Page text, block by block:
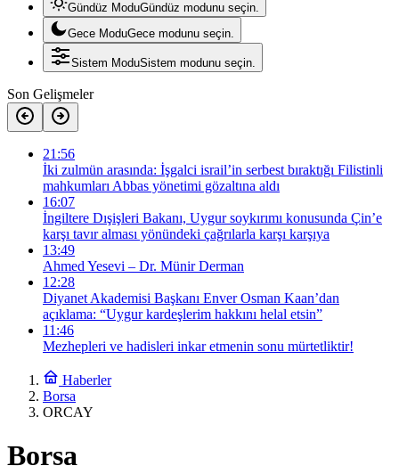
Gündüz ModuGündüz modunu seçin.
Gece ModuGece modunu seçin.
Sistem ModuSistem modunu seçin.
Son Gelişmeler
21:56
İki zulmün arasında: İşgalci israil’in serbest bıraktığı Filistinli
mahkumları Abbas yönetimi gözaltına aldı
16:07
İngiltere Dışişleri Bakanı, Uygur soykırımı konusunda Çin’e
karşı tavır alması yönündeki çağrılarla karşı karşıya
13:49
Ahmed Yesevi – Dr. Münir Derman
12:28
Diyanet Akademisi Başkanı Enver Osman Kaan’dan
açıklama: “Uygur kardeşlerim hakkını helal etsin”
11:46
Mezhepleri ve hadisleri inkar etmenin sonu mürtetliktir!
Haberler
Borsa
ORCAY
Borsa